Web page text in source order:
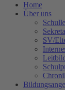
Home
Über uns
SV/